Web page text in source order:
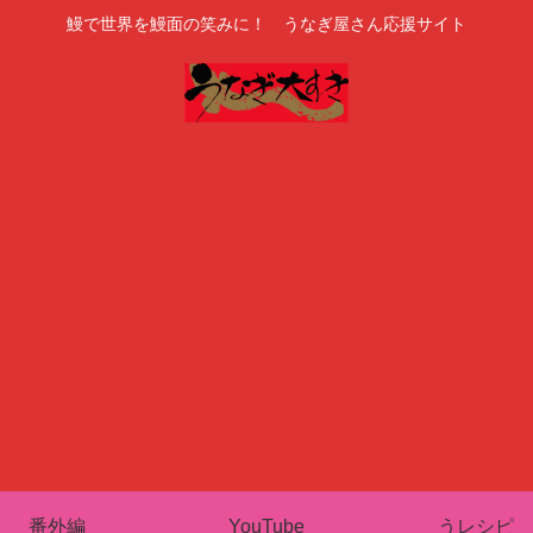
鰻で世界を鰻面の笑みに！ うなぎ屋さん応援サイト
番外編 YouTube うレシピ